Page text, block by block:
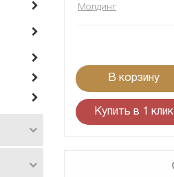
Молдинг
В корзину
Купить в 1 клик